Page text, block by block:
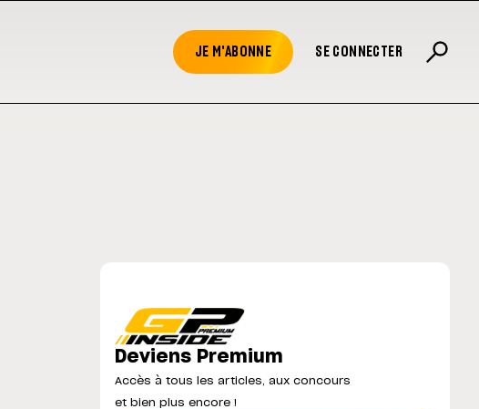
JE M'ABONNE SE CONNECTER
Deviens Premium
Accès à tous les articles, aux concours
et bien plus encore !